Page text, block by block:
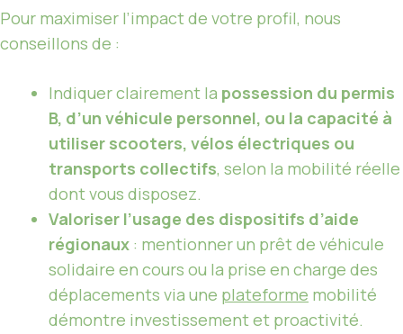
Pour maximiser l’impact de votre profil, nous
conseillons de :
Indiquer clairement la possession du permis
B, d’un véhicule personnel, ou la capacité à
utiliser scooters, vélos électriques ou
transports collectifs, selon la mobilité réelle
dont vous disposez.
Valoriser l’usage des dispositifs d’aide
régionaux : mentionner un prêt de véhicule
solidaire en cours ou la prise en charge des
déplacements via une plateforme mobilité
démontre investissement et proactivité.